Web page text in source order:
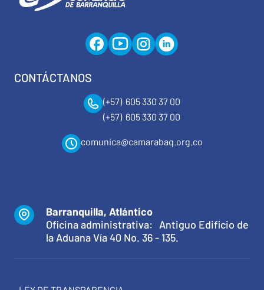
CONTÁCTANOS
(+57) 605 330 37 00
(+57) 605 330 37 00
comunica@camarabaq.org.co
Barranquilla, Atlántico
Oficina administrativa: Antiguo Edificio de
la Aduana Vía 40 No. 36 - 135.